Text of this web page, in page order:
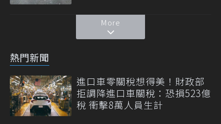
More
熱門新聞
進口車零關稅想得美！財政部
拒調降進口車關稅：恐損523億
稅 衝擊8萬人員生計